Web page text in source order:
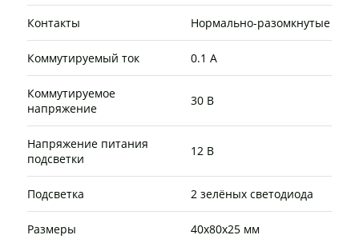
Контакты Нормально-разомкнутые
Коммутируемый ток 0.1 А
Коммутируемое
напряжение
30 В
Напряжение питания
подсветки
12 В
Подсветка 2 зелёных светодиода
Размеры 40х80х25 мм